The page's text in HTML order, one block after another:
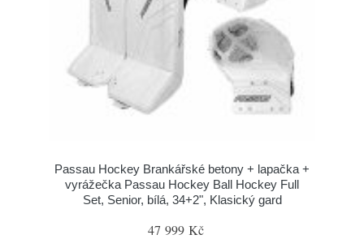
Passau Hockey Brankářské betony + lapačka +
vyrážečka Passau Hockey Ball Hockey Full
Set, Senior, bílá, 34+2", Klasický gard
47 999 Kč